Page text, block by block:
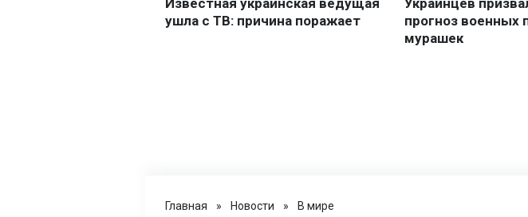
Главная » Новости » В мире